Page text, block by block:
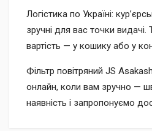
Логістика по Україні:
зручні для вас точки видачі.
вартість — у кошику або у
Фільтр повітряний JS
онлайн, коли вам зручно —
наявність і запропонуємо